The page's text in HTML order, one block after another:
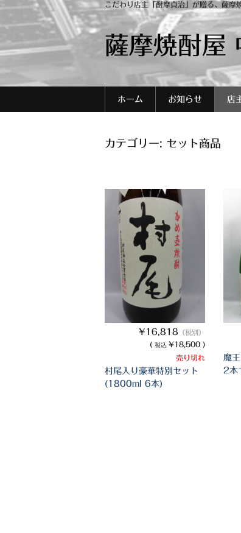
こだわり店主「酎摩貞治」が贈る、薩摩
薩摩焼酎屋
ホーム お知らせ 店
カテゴリー: セット商品
¥16,818 （税別）
( 税込 ¥18,500 )
売り切れ
村尾入り豪華特別セット
(1800ml 6本)
魔
2本